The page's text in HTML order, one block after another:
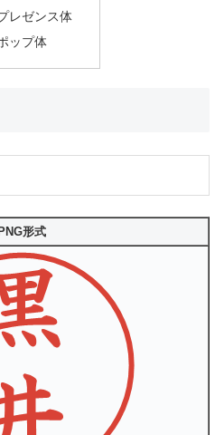
レゼンス体
ップ体
PNG形式